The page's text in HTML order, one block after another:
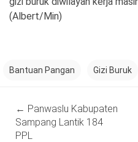
(Albert/Min)
Bantuan Pangan Gizi Buruk
navigation
← Panwaslu Kabupaten
Sampang Lantik 184
PPL